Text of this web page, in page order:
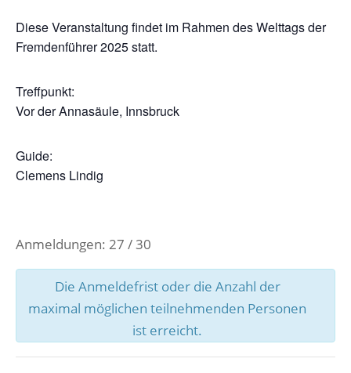
Diese Veranstaltung findet im Rahmen des Welttags der
Fremdenführer 2025 statt.
Treffpunkt:
Vor der Annasäule, Innsbruck
Guide:
Clemens Lindig
Anmeldungen: 27 / 30
Die Anmeldefrist oder die Anzahl der
maximal möglichen teilnehmenden Personen
ist erreicht.